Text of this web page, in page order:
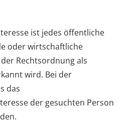
ist jedes öffentliche
oder wirtschaftliche
Rechtsordnung als
wird. Bei der
das
der gesuchten Person